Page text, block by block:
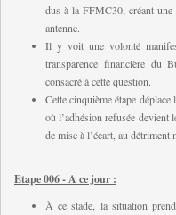
dus à la FFMC30, créant une
antenne.
Il y voit une volonté
transparence financière du
consacré à cette question.
Cette cinquième étape
où l’adhésion refusée devient
de mise à l’écart, au détriment
Etape 006 - A ce jour :
À ce stade, la situation